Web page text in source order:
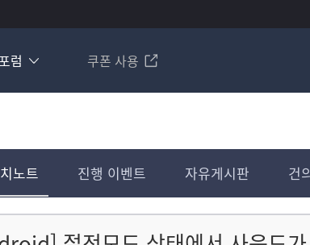
포럼 쿠폰 사용
노트 진행 이벤트 자유게시판 건